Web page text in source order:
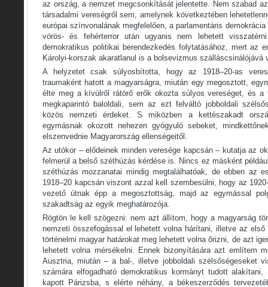
az ország, a nemzet megcsonkítását jelentette. Nem szabad
társadalmi vereségről sem, amelynek következtében
európai színvonalának megfelelően, a parlamentáris
vörös- és fehérterror után ugyanis nem lehetett
demokratikus politikai berendezkedés folytatásához, mert az
Károlyi-korszak akaratlanul is a bolsevizmus szálláscsinálójává
A helyzetet csak súlyosbította, hogy az 1918–20-as
traumaként hatott a magyarságra, miután egy megosztott,
élte meg a kívülről rátörő erők okozta súlyos vereséget, és a
megkaparintó baloldali, sem az ezt felváltó jobboldali
közös nemzeti érdeket. S miközben a kettészakadt
egymásnak okozott nehezen gyógyuló sebeket,
elszenvednie Magyarország ellenségeitől.
Az utókor – elődeinek minden veresége kapcsán – kutatja az
felmerül a belső széthúzás kérdése is. Nincs ez másként
széthúzás mozzanatai mindig megtalálhatóak, de ebben az
1918–20 kapcsán viszont azzal kell szembesülni, hogy az
vezető útnak épp a megosztottság, majd az egymással
szakadtság az egyik meghatározója.
Rögtön le kell szögezni: nem azt állítom, hogy a magyarság
nemzeti összefogással el lehetett volna hárítani, illetve az első
történelmi magyar határokat meg lehetett volna őrizni, de azt
lehetett volna mérsékelni. Ennek bizonyítására azt említem
Ausztria, miután – a bal-, illetve jobboldali szélsőségeseket
számára elfogadható demokratikus kormányt tudott alakítani,
kapott Párizsba, s elérte néhány, a békeszerződés